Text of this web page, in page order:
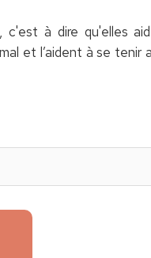
, c'est à dire qu'elles
et l’aident à se tenir